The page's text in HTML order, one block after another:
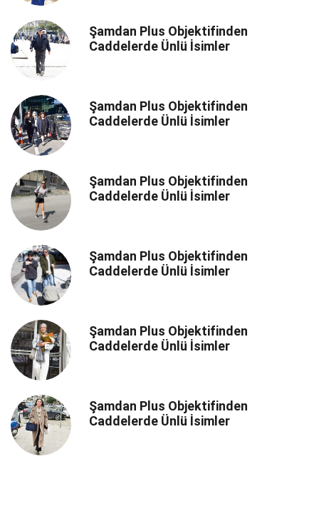
Şamdan Plus Objektifinden
Caddelerde Ünlü İsimler
Şamdan Plus Objektifinden
Caddelerde Ünlü İsimler
Şamdan Plus Objektifinden
Caddelerde Ünlü İsimler
Şamdan Plus Objektifinden
Caddelerde Ünlü İsimler
Şamdan Plus Objektifinden
Caddelerde Ünlü İsimler
Şamdan Plus Objektifinden
Caddelerde Ünlü İsimler